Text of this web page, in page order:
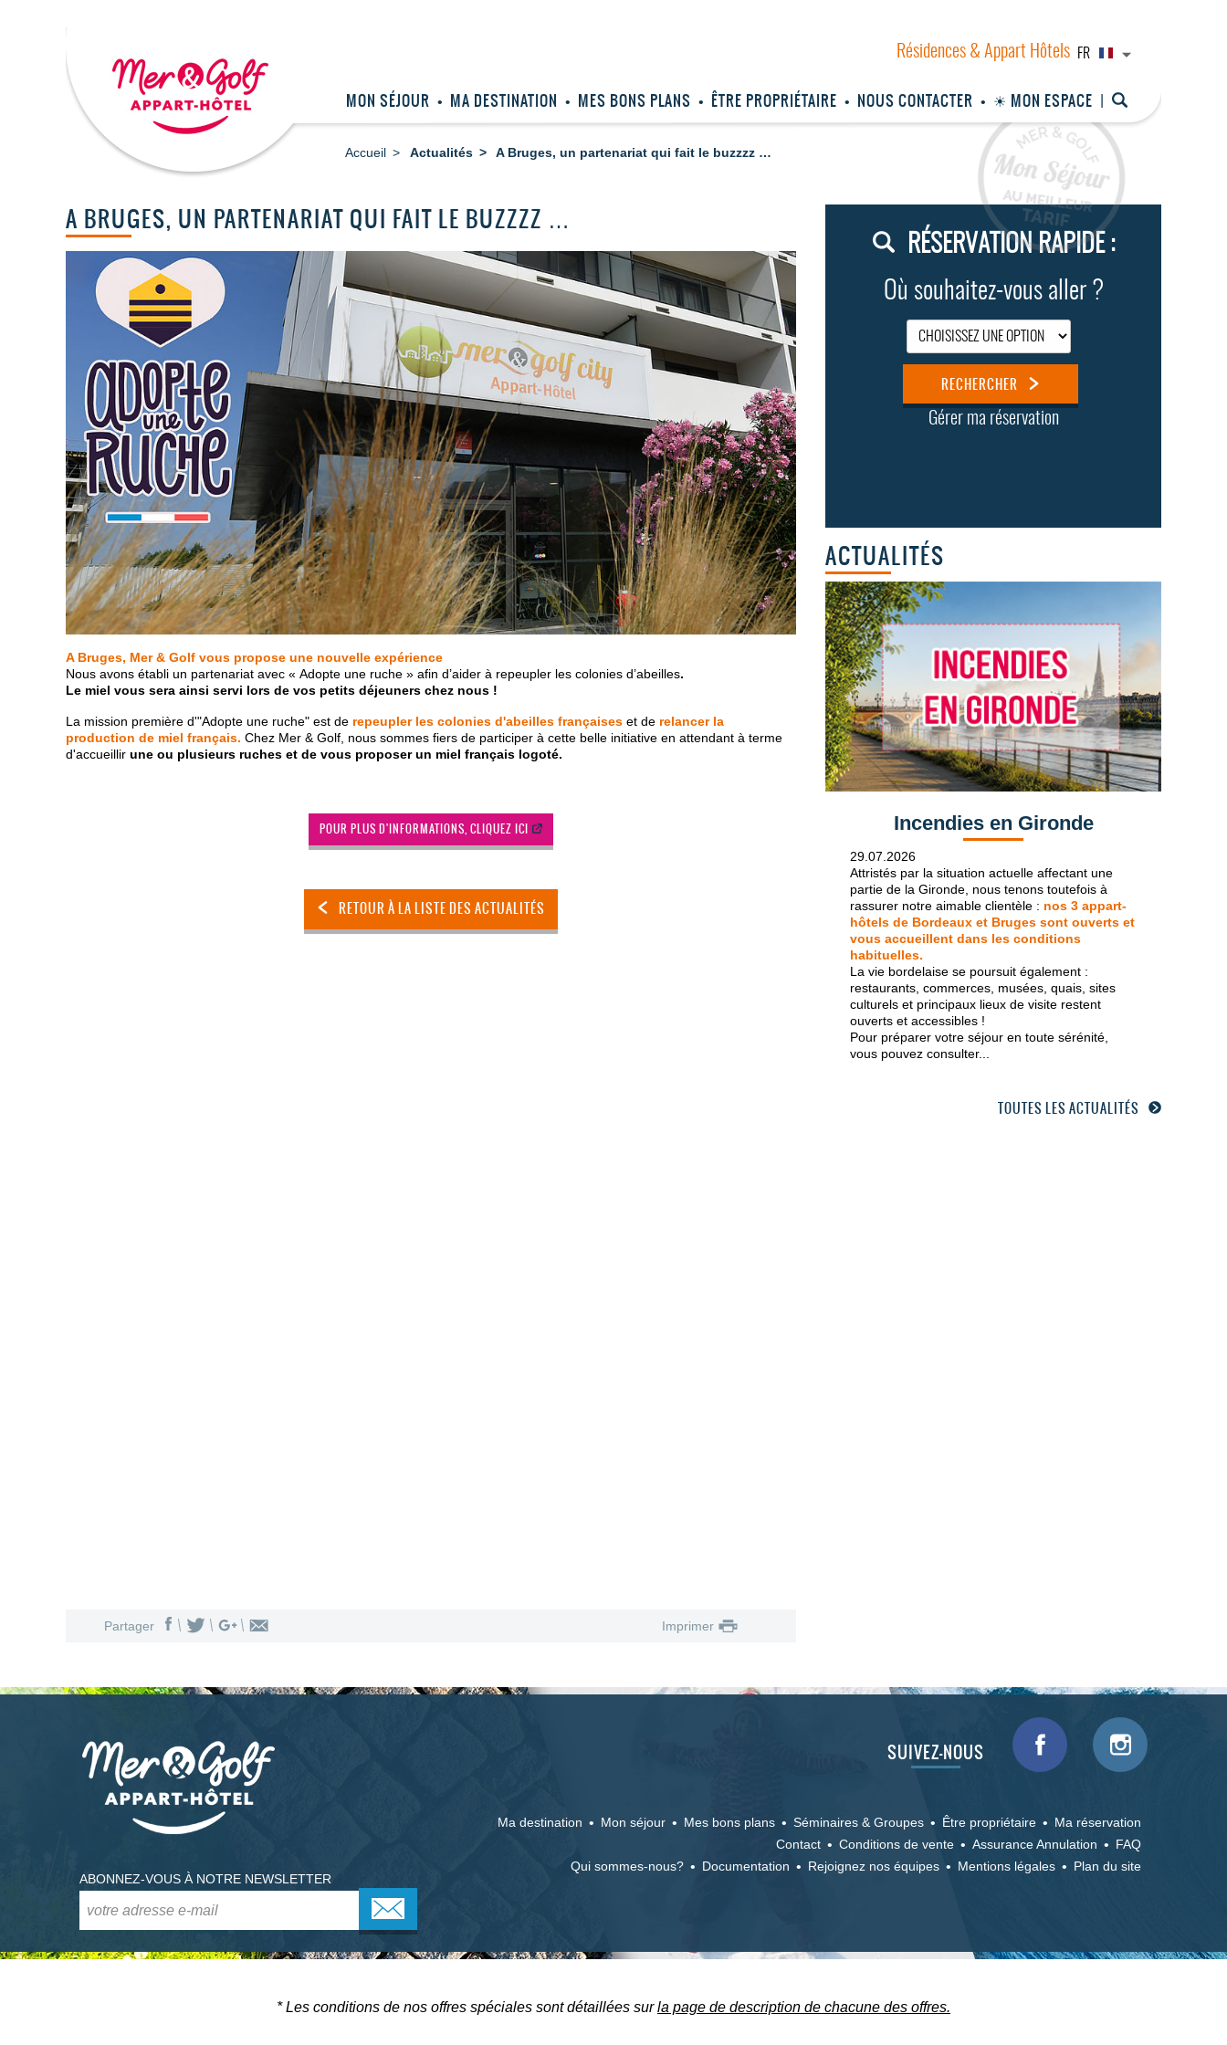
FR
MON SÉJOUR MA DESTINATION MES BONS PLANS ÊTRE PROPRIÉTAIRE NOUS CONTACTER ☀ MON ESPACE
Accueil Actualités A Bruges, un partenariat qui fait le buzzzz …
A BRUGES, UN PARTENARIAT QUI FAIT LE BUZZZZ …
A Bruges, Mer & Golf vous propose une nouvelle expérience
Nous avons établi un partenariat avec « Adopte une ruche » afin d’aider à repeupler les colonies d’abeilles.
Le miel vous sera ainsi servi lors de vos petits déjeuners chez nous !
La mission première d'"Adopte une ruche" est de repeupler les colonies d'abeilles françaises et de relancer la
production de miel français. Chez Mer & Golf, nous sommes fiers de participer à cette belle initiative en attendant à terme
d'accueillir une ou plusieurs ruches et de vous proposer un miel français logoté.
POUR PLUS D'INFORMATIONS, CLIQUEZ ICI
RETOUR À LA LISTE DES ACTUALITÉS
RÉSERVATION RAPIDE :
Où souhaitez-vous aller ?
RECHERCHER
Gérer ma réservation
ACTUALITÉS
Incendies en Gironde
29.07.2026
Attristés par la situation actuelle affectant une
partie de la Gironde, nous tenons toutefois à
rassurer notre aimable clientèle : nos 3 appart-
hôtels de Bordeaux et Bruges sont ouverts et
vous accueillent dans les conditions
habituelles.
La vie bordelaise se poursuit également :
restaurants, commerces, musées, quais, sites
culturels et principaux lieux de visite restent
ouverts et accessibles !
Pour préparer votre séjour en toute sérénité,
vous pouvez consulter...
TOUTES LES ACTUALITÉS
Partager Imprimer
ABONNEZ-VOUS À NOTRE NEWSLETTER
SUIVEZ-NOUS
Ma destination Mon séjour Mes bons plans Séminaires & Groupes Être propriétaire
Ma réservation
Contact
Conditions de vente Assurance Annulation
FAQ
Qui sommes-nous?
Documentation Rejoignez nos équipes Mentions légales Plan du site
* Les conditions de nos offres spéciales sont détaillées surla page de description de chacune des offres.